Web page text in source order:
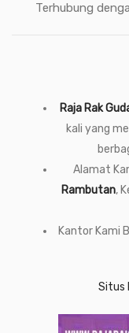
Terhubung
Raja Rak
kali yang
Alamat
Rambutan,
Kantor Kami
Situs